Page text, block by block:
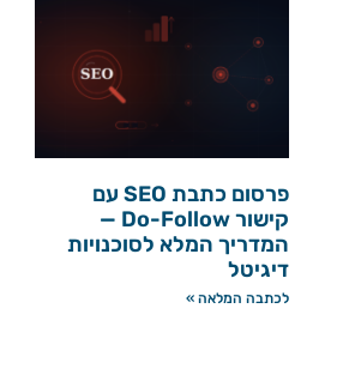
פרסום כתבת SEO עם
קישור Do-Follow —
המדריך המלא לסוכנויות
דיגיטל
לכתבה המלאה »